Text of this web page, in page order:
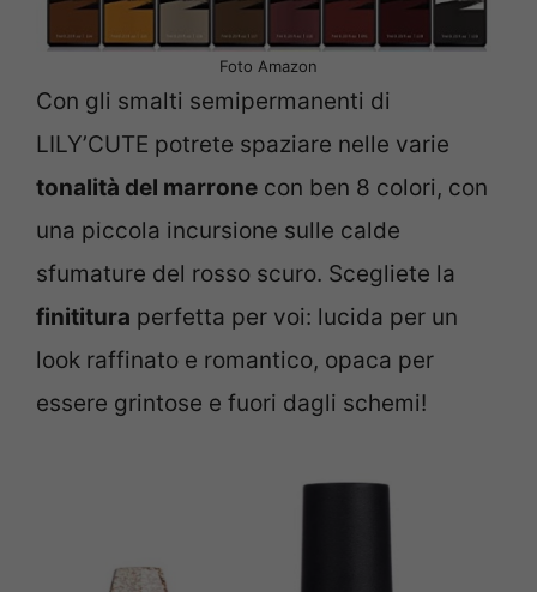
Foto Amazon
Con gli smalti semipermanenti di
LILY’CUTE potrete spaziare nelle varie
tonalità del marrone con ben 8 colori, con
una piccola incursione sulle calde
sfumature del rosso scuro. Scegliete la
finititura perfetta per voi: lucida per un
look raffinato e romantico, opaca per
essere grintose e fuori dagli schemi!